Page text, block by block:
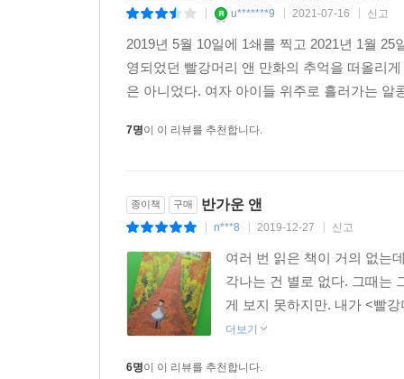
u*******9 2021-07-16 신고
2019년 5월 10일에 1쇄를 찍고 2021년 1월
영되었던 빨강머리 앤 만화의 추억을 떠올리
은 아니었다. 여자 아이들 위주로 흘러가는
7명이 이 리뷰를 추천합니다.
종이책 구매 반가운 앤
n***8 2019-12-27 신고
여러 번 읽은 책이 거의 없는
각나는 건 별로 없다. 그때는
게 보지 못하지만. 내가 <빨
더보기
6명이 이 리뷰를 추천합니다.